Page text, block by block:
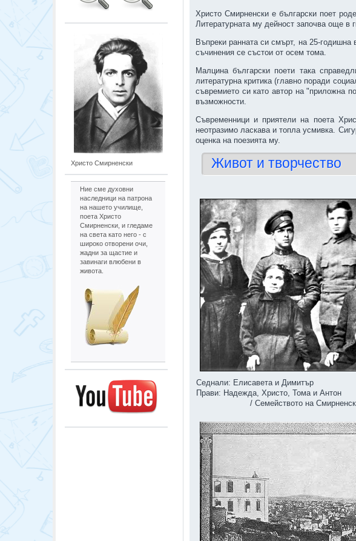
Христо Смирненски е български поет
Литературната му дейност започва още в
Въпреки ранната си смърт, на 25-
съчинения се състои от осем тома.
Малцина български поети така
литературна критика (главно поради
съвремието си като автор на "приложна
възможности.
Съвременници и приятели на поета
неотразимо ласкава и топла усмивка.
оценка на поезията му.
Живот и творчество
Седнали: Елисавета и Димитър
Прави: Надежда, Христо, Тома и Антон
/ Семейството на
Христо Смирненски
Ние сме духовни
наследници на патрона
на нашето училище,
поета Христо
Смирненски, и гледаме
на света като него - с
широко отворени очи,
жадни за щастие и
завинаги влюбени в
живота.